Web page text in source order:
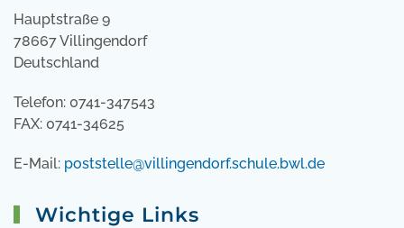
Hauptstraße 9
78667 Villingendorf
Deutschland
Telefon: 0741-347543
FAX: 0741-34625
E-Mail: poststelle@villingendorf.schule.bwl.de
Wichtige Links